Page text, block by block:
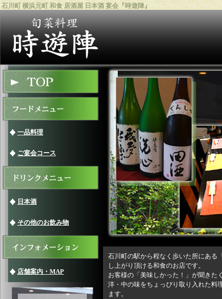
石川町 横浜元町 和食 居酒屋 日本酒 宴会『時遊陣』
一品料理
ご宴会コース
日本酒
その他のお飲み物
店舗案内・MAP
石川町の駅から程なく歩いた所にある
し上がり頂ける和食のお店です。
お客様の「美味しかった！」が聞きた
洋・中の味をちょっぴり取り入れた料
ます。